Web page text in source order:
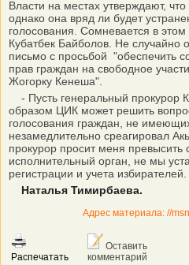
Власти на местах утверждают,
однако она вряд ли будет
голосования. Сомневается в
Кубатбек Байболов. Не случайно
письмо с просьбой "обеспечить
прав граждан на свободное
Жогорку Кенеша".
- Пусть генеральный прокурор
образом ЦИК может решить
голосования граждан, не
незамедлительно среагировал
прокурор просит меня
исполнительный орган, не мы
регистрации и учета избирателей.
Наталья Тимирбаева.
Адрес материала: //
Распечатать
Оставить
комментарий